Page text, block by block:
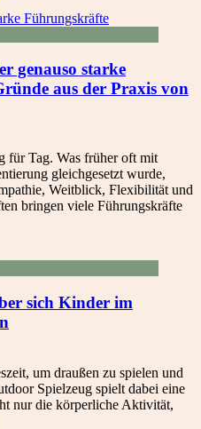
genauso starke
aus der Praxis von
für Tag. Was früher oft mit
gleichgesetzt wurde,
Weitblick, Flexibilität und
bringen viele Führungskräfte
sich Kinder im
um draußen zu spielen und
Spielzeug spielt dabei eine
nur die körperliche Aktivität,